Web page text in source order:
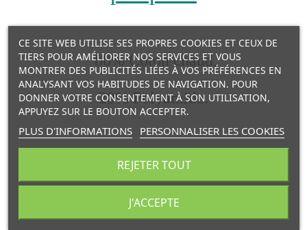
80% Coton chaud,
20% Polyamide.
Lavable en machine à 40°
Marque Condor
CE SITE WEB UTILISE SES PROPRES COOKIES ET CEUX DE
TIERS POUR AMÉLIORER NOS SERVICES ET VOUS
MONTRER DES PUBLICITÉS LIÉES À VOS PRÉFÉRENCES EN
ANALYSANT VOS HABITUDES DE NAVIGATION. POUR
DONNER VOTRE CONSENTEMENT À SON UTILISATION,
APPUYEZ SUR LE BOUTON ACCEPTER.
PLUS D'INFORMATIONS PERSONNALISER LES COOKIES
REJETER TOUT
J'ACCEPTE